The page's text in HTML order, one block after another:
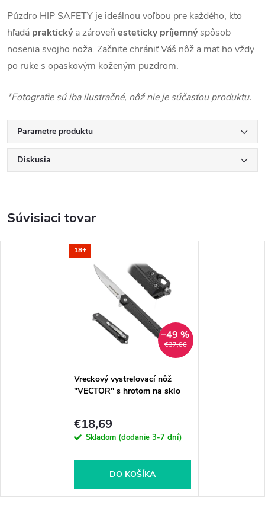
Púzdro HIP SAFETY je ideálnou voľbou pre každého, kto
hľadá praktickýa zároveň esteticky príjemnýspôsob
nosenia svojho noža. Začnite chrániť Váš nôž a mať ho vždy
po ruke s opaskovým koženým puzdrom.
*Fotografie sú iba ilustračné, nôž nie je súčasťou produktu.
Parametre produktu
Diskusia
Súvisiaci tovar
18+
€37,06
–49 %
Vreckový vystreľovací nôž
"VECTOR" s hrotom na sklo
€18,69
Skladom (dodanie 3-7 dní)
DO KOŠÍKA